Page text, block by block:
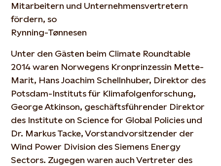
Mitarbeitern und Unternehmensvertretern
fördern, so
Rynning-Tønnesen
Unter den Gästen beim Climate Roundtable
2014 waren Norwegens Kronprinzessin Mette-
Marit, Hans Joachim Schellnhuber, Direktor des
Potsdam-Instituts für Klimafolgenforschung,
George Atkinson, geschäftsführender Direktor
des Institute on Science for Global Policies und
Dr. Markus Tacke, Vorstandvorsitzender der
Wind Power Division des Siemens Energy
Sectors. Zugegen waren auch Vertreter des